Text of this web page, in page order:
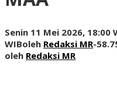
Senin 11 Mei 2026, 18:00
WIBoleh Redaksi MR-
oleh Redaksi MR